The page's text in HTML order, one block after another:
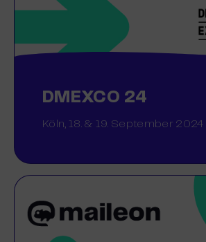
DMEXCO 24
Köln, 18. & 19. September 2024